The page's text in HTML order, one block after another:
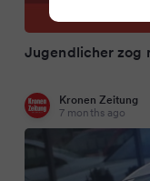
Jugendlicher zog
Kronen Zeitung
7 months ago